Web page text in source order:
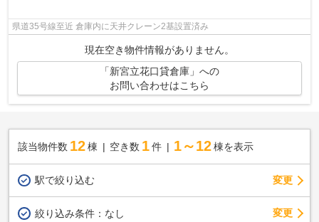
県道35号線至近 倉庫内に天井クレーン2基設置済み
現在空き物件情報がありません。
「新宮立花口貸倉庫」への
お問い合わせはこちら
該当物件数 12棟 空き数 1 件 1～12 棟を表示
駅で絞り込む 変更
絞り込み条件： なし 変更